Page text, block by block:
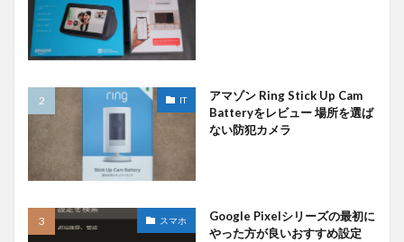
IT
アマゾン Ring Stick Up Cam
Batteryをレビュー 場所を選ば
ない防犯カメラ
スマホ
Google Pixelシリーズの最初に
やった方が良いおすすめ設定